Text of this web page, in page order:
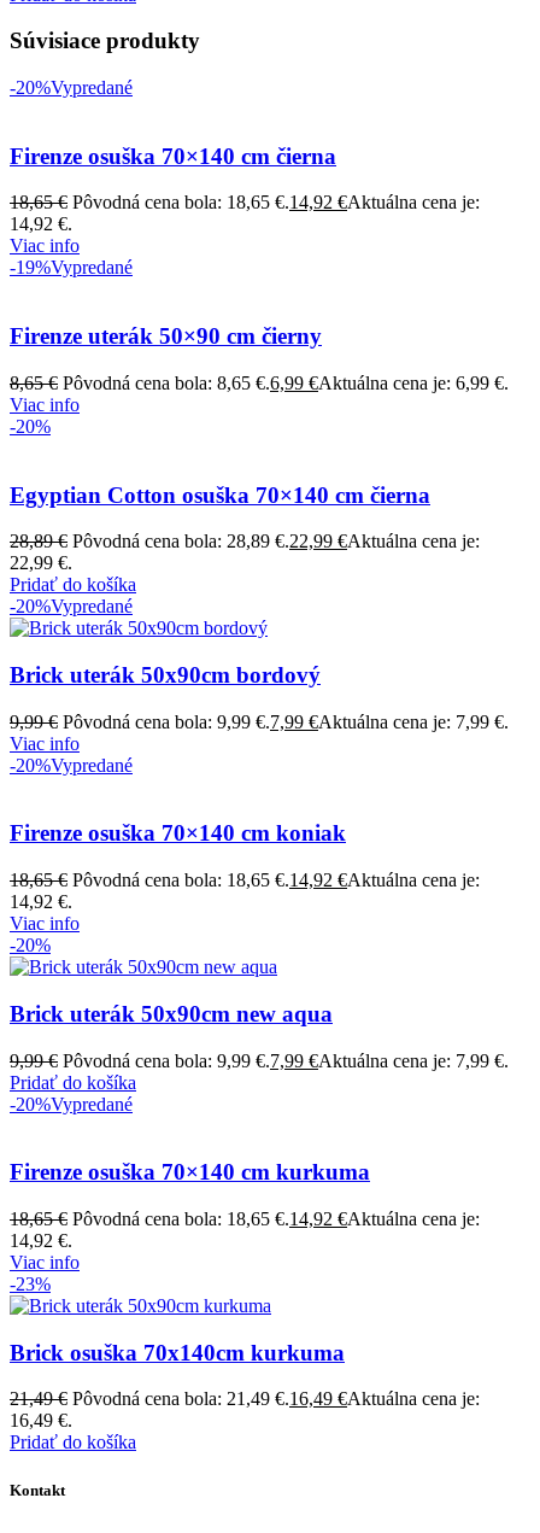
Súvisiace produkty
-20%Vypredané
Firenze osuška 70×140 cm čierna
18,65€ Pôvodná cena bola: 18,65 €.14,92 €Aktuálna cena je:
14,92 €.
Viac info
-19%Vypredané
Firenze uterák 50×90 cm čierny
8,65€ Pôvodná cena bola: 8,65 €.6,99 €Aktuálna cena je: 6,99 €.
Viac info
-20%
Egyptian Cotton osuška 70×140 cm čierna
28,89€ Pôvodná cena bola: 28,89 €.22,99 €Aktuálna cena je:
22,99 €.
Pridať do košíka
-20%Vypredané
Brick uterák 50x90cm bordový
9,99€ Pôvodná cena bola: 9,99 €.7,99 €Aktuálna cena je: 7,99 €.
Viac info
-20%Vypredané
Firenze osuška 70×140 cm koniak
18,65€ Pôvodná cena bola: 18,65 €.14,92 €Aktuálna cena je:
14,92 €.
Viac info
-20%
Brick uterák 50x90cm new aqua
9,99€ Pôvodná cena bola: 9,99 €.7,99 €Aktuálna cena je: 7,99 €.
Pridať do košíka
-20%Vypredané
Firenze osuška 70×140 cm kurkuma
18,65€ Pôvodná cena bola: 18,65 €.14,92 €Aktuálna cena je:
14,92 €.
Viac info
-23%
Brick osuška 70x140cm kurkuma
21,49€ Pôvodná cena bola: 21,49 €.16,49 €Aktuálna cena je:
16,49 €.
Pridať do košíka
Kontakt